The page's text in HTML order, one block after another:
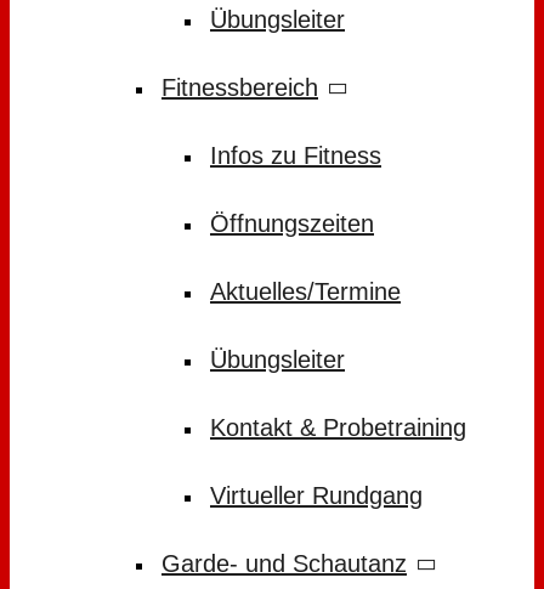
Übungsleiter
Fitnessbereich
Infos zu Fitness
Öffnungszeiten
Aktuelles/Termine
Übungsleiter
Kontakt & Probetraining
Virtueller Rundgang
Garde- und Schautanz